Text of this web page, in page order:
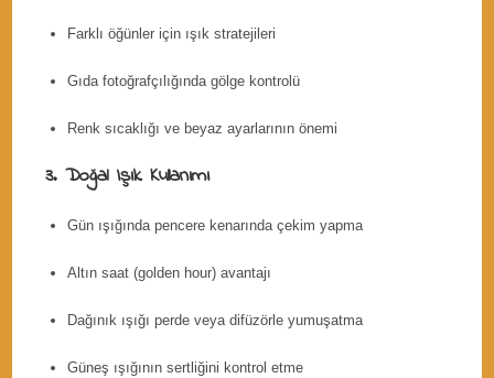
Farklı öğünler için ışık stratejileri
Gıda fotoğrafçılığında gölge kontrolü
Renk sıcaklığı ve beyaz ayarlarının önemi
3. Doğal Işık Kullanımı
Gün ışığında pencere kenarında çekim yapma
Altın saat (golden hour) avantajı
Dağınık ışığı perde veya difüzörle yumuşatma
Güneş ışığının sertliğini kontrol etme